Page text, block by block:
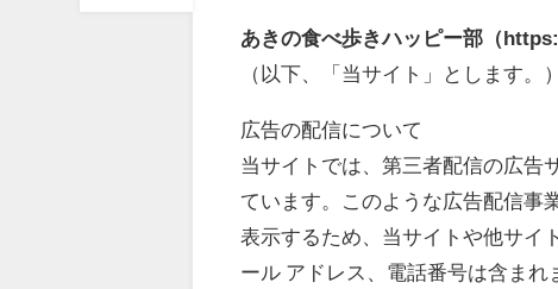
あきの食べ歩きハッピー部（
（以下、「当サイト」とします。
広告の配信について
当サイトでは、第三者配信の広告
ています。このような広告配信事
表示するため、当サイトや他サイ
ール アドレス、電話番号は含まれ